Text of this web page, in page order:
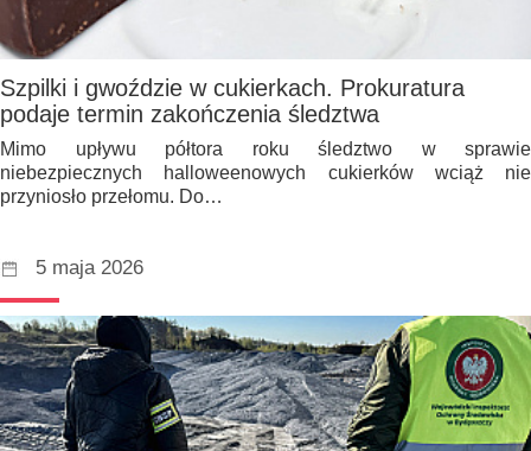
Szpilki i gwoździe w cukierkach. Prokuratura
podaje termin zakończenia śledztwa
Mimo upływu półtora roku śledztwo w sprawie
niebezpiecznych halloweenowych cukierków wciąż nie
przyniosło przełomu. Do…
5 maja 2026